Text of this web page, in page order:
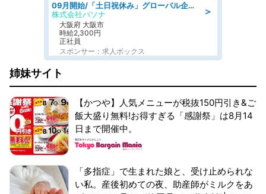
＞
09月開始/「土日祝休み」グローバル企業での産業保健のお仕事/保健師/高時給/残業なし/服装自由
株式会社パソナ
大阪府 大阪市
時給2,300円
正社員
スポンサー：求人ボックス
姉妹サイト
【かつや】人気メニューが税抜150円引き&ご
飯大盛り無料!お得すぎる「感謝祭」は8月14
日まで開催中。
「多指症」で生まれた娘と、受け止められな
い私。産後初めての夜、助産師がミルクをあ